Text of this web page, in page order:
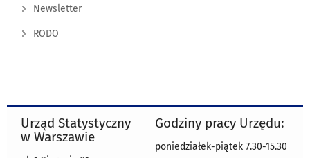
Newsletter
RODO
Urząd Statystyczny
w Warszawie
Godziny pracy Urzędu:
poniedziałek-piątek 7.30-15.30